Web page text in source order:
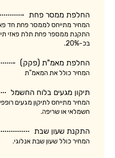
החלפת ממסר פחת
המחיר מתייחס לממסר פחת חד
התקנת ממספר פחת תלת פאזי
בכ-20%.
החלפת מאמ"ת (פקק)
המחיר כולל את המאמ"ת
תיקון מגעים בלוח החשמל
המחיר מתייחס לתיקון מגעים
חשמלאי או שריפה.
התקנת שעון שבת
המחיר כולל שעון שבת אנלוגי.